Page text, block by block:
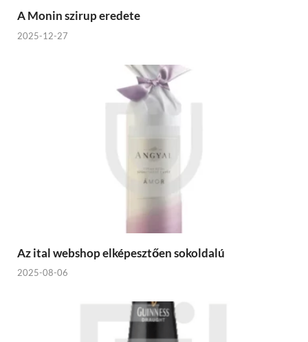
A Monin szirup eredete
2025-12-27
Az ital webshop elképesztően sokoldalú
2025-08-06